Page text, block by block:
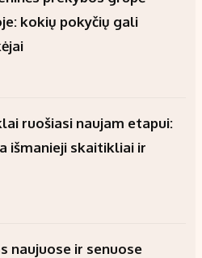
kokių pokyčių gali
ruošiasi naujam etapui:
išmanieji skaitikliai ir
naujuose ir senuose